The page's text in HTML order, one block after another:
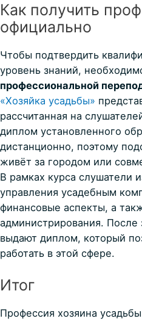
Как получить
официально
Чтобы подтвердить
уровень знаний,
профессиональной
«Хозяйка усадьбы»
рассчитанная на
диплом установленного
дистанционно, поэтому
живёт за городом или
В рамках курса слушатели
управления усадебным
финансовые аспекты, а
администрирования. После
выдают диплом, который
работать в этой сфере.
Итог
Профессия хозяина